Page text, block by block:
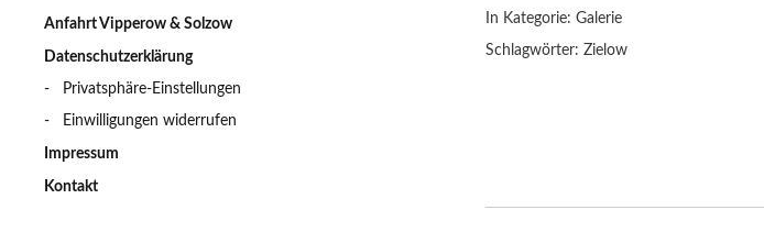
Anfahrt Vipperow & Solzow
Datenschutzerklärung
Privatsphäre-Einstellungen
Einwilligungen widerrufen
Impressum
Kontakt
In Kategorie: Galerie
Schlagwörter: Zielow